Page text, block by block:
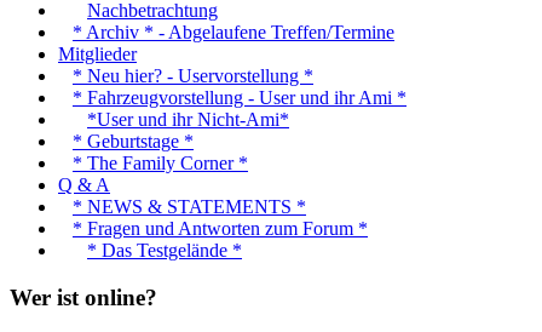
Nachbetrachtung
* Archiv * - Abgelaufene Treffen/Termine
Mitglieder
* Neu hier? - Uservorstellung *
* Fahrzeugvorstellung - User und ihr Ami *
*User und ihr Nicht-Ami*
* Geburtstage *
* The Family Corner *
Q & A
* NEWS & STATEMENTS *
* Fragen und Antworten zum Forum *
* Das Testgelände *
Wer ist online?